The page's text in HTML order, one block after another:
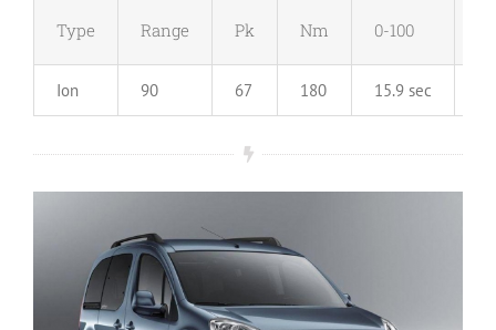
Type Range Pk Nm 0-100
Ion 90 67 180 15.9 sec